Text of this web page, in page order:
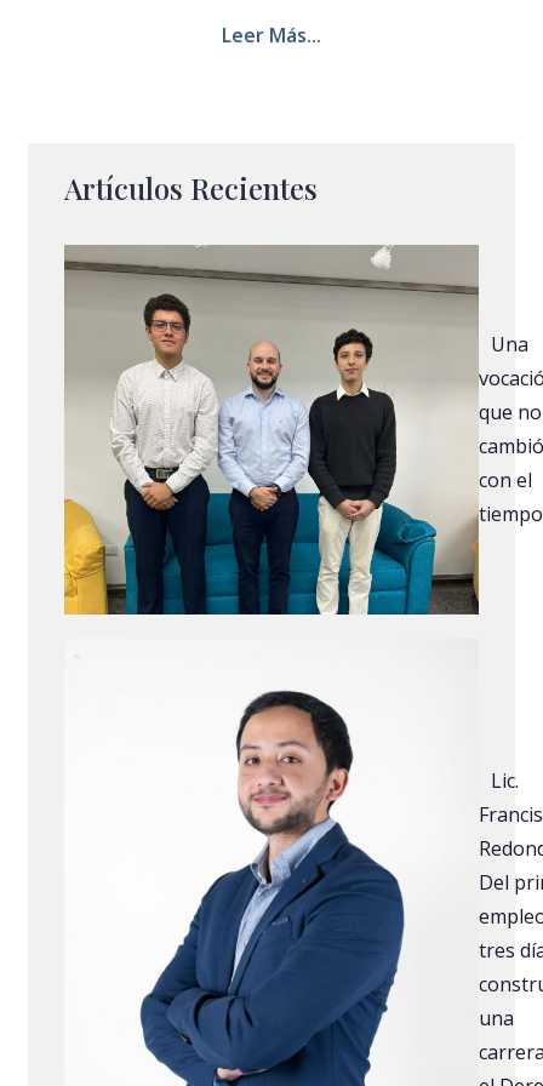
Leer Más...
Artículos Recientes
Una
que no
cambió
con el
tiempo
Lic.
Del
tres
una